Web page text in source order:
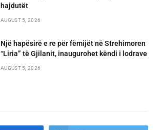
hajdutët
AUGUST 5, 2026
Një hapësirë e re për fëmijët në Strehimoren
“Liria” të Gjilanit, inaugurohet këndi i lodrave
AUGUST 5, 2026